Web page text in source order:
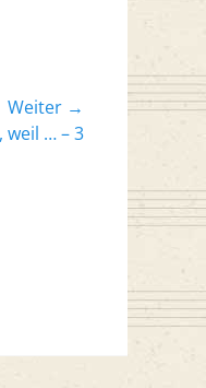
Weiter →
weil … – 3